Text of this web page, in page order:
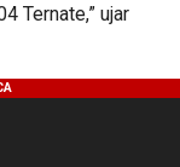
Ternate,” ujar